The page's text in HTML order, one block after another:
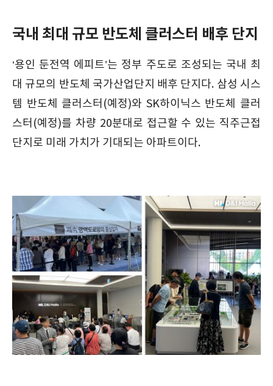
국내 최대 규모 반도체 클러스터 배후 단지
‘용인 둔전역 에피트’는 정부 주도로 조성되는 국내 최
대 규모의 반도체 국가산업단지 배후 단지다. 삼성 시스
템 반도체 클러스터(예정)와 SK하이닉스 반도체 클러
스터(예정)를 차량 20분대로 접근할 수 있는 직주근접
단지로 미래 가치가 기대되는 아파트이다.